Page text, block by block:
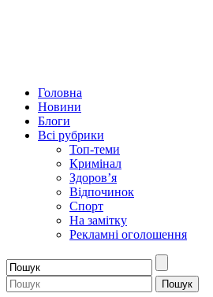
Головна
Новини
Блоги
Всі рубрики
Топ-теми
Кримінал
Здоров’я
Відпочинок
Спорт
На замітку
Рекламні оголошення